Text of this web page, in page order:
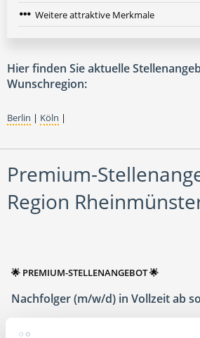
Weitere attraktive Merkmale
Hier finden Sie aktuelle
Wunschregion:
Berlin | Köln |
Premium-
Region
🌟 PREMIUM-STELLENANGEBOT 🌟
Nachfolger (m/w/d) in Vollzeit ab